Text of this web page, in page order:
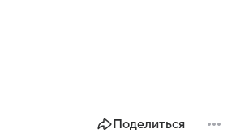
Поделиться